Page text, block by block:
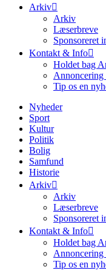
Arkiv
Arkiv
Læserbreve
Sponsoreret
Kontakt & Info
Holdet bag
Tip os en
Nyheder
Sport
Kultur
Politik
Bolig
Samfund
Historie
Arkiv
Arkiv
Læserbreve
Sponsoreret
Kontakt & Info
Holdet bag
Tip os en